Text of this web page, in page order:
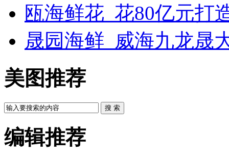
瓯海鲜花_花80亿元打
晟园海鲜_威海九龙晟
美图推荐
搜 索
编辑推荐